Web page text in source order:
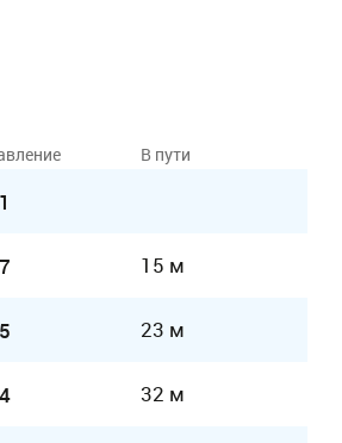
В пути
15 м
23 м
32 м